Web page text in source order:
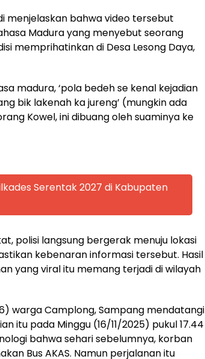
menjelaskan bahwa video tersebut
Madura yang menyebut seorang
memprihatinkan di Desa Lesong Daya,
madura, ‘pola bedeh se kenal kejadian
bik lakenah ka jureng’ (mungkin ada
Kowel, ini dibuang oleh suaminya ke
Serentak 2027 di Kabupaten
polisi langsung bergerak menuju lokasi
kebenaran informasi tersebut. Hasil
yang viral itu memang terjadi di wilayah
warga Camplong, Sampang mendatangi
itu pada Minggu (16/11/2025) pukul 17.44
bahwa sehari sebelumnya, korban
Bus AKAS. Namun perjalanan itu